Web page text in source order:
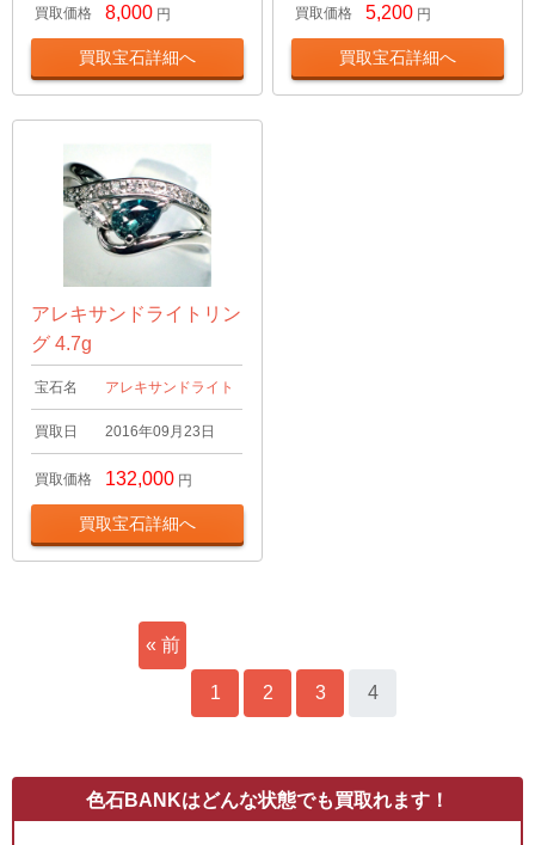
買取価格 8,000 円
買取宝石詳細へ
買取価格 5,200 円
買取宝石詳細へ
アレキサンドライトリン
グ 4.7g
宝石名 アレキサンドライト
買取日 2016年09月23日
買取価格 132,000 円
買取宝石詳細へ
« 前
1 2 3 4
色石BANKはどんな状態でも買取れます！